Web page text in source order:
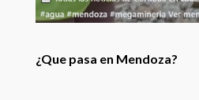
¿Que pasa en Mendoza?